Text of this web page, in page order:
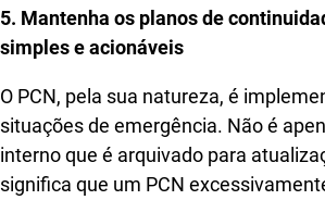
5. Mantenha os planos de
simples e acionáveis
O PCN, pela sua natureza, é
situações de emergência. Não é
interno que é arquivado para
significa que um PCN